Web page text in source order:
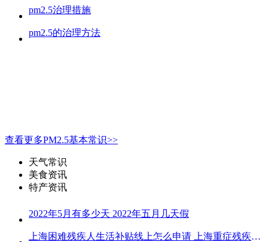
pm2.5治理措施
pm2.5的治理方法
查看更多PM2.5基本常识>>
天气常识
美食资讯
特产资讯
2022年5月有多少天 2022年五月几天假
上海困难残疾人生活补贴线上怎么申请 上海重症残疾人护理补贴线上申请流程